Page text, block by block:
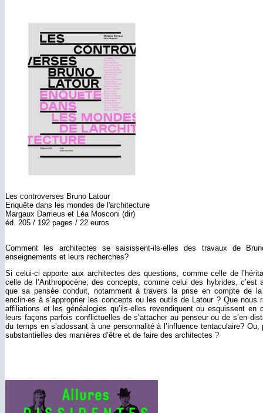
Les controverses Bruno Latour
Enquête dans les mondes de l'architecture
Margaux Darrieus et Léa Mosconi (dir)
éd. 205 / 192 pages / 22 euros
Comment les architectes se saisissent-ils·elles des travaux de
enseignements et leurs recherches?
Si celui-ci apporte aux architectes des questions, comme celle de
celle de l’Anthropocène; des concepts, comme celui des hybrides,
que sa pensée conduit, notamment à travers la prise en compte de
enclin·es à s’approprier les concepts ou les outils de Latour ? Que
affiliations et les généalogies qu’ils·elles revendiquent ou esquissent
leurs façons parfois conflictuelles de s’attacher au penseur ou de s’en
du temps en s’adossant à une personnalité à l’influence tentaculaire?
substantielles des manières d’être et de faire des architectes ?